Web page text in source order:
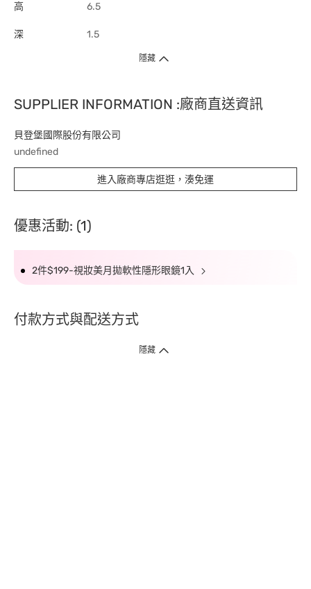
高 6.5
深 1.5
隱藏
SUPPLIER INFORMATION :廠商直送資訊
貝登堡國際股份有限公司
undefined
進入廠商專店逛逛，湊免運
優惠活動: (1)
2件$199-視妝美月拋軟性隱形眼鏡1入
付款方式與配送方式
隱藏